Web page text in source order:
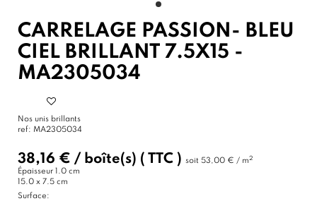
CARRELAGE PASSION- BLEU
CIEL BRILLANT 7.5X15 -
MA2305034
Nos unis brillants
ref: MA2305034
38,16 € / boîte(s) ( TTC ) soit 53,00 € / m2
Épaisseur 1.0 cm
15.0 x 7.5 cm
Surface: